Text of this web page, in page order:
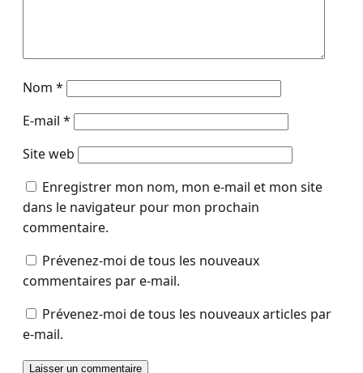
Nom *
E-mail *
Site web
Enregistrer mon nom, mon e-mail et mon site
dans le navigateur pour mon prochain
commentaire.
Prévenez-moi de tous les nouveaux
commentaires par e-mail.
Prévenez-moi de tous les nouveaux articles par
e-mail.